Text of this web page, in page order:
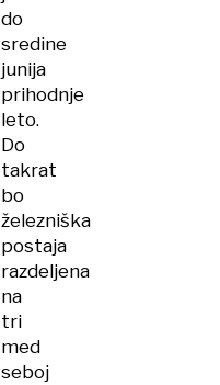
do
sredine
junija
prihodnje
leto.
Do
takrat
bo
železniška
postaja
razdeljena
na
tri
med
seboj